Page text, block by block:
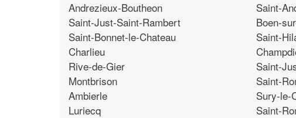
Andrezieux-Boutheon
Saint-Just-Saint-Rambert
Saint-Bonnet-le-Chateau
Charlieu
Rive-de-Gier
Montbrison
Ambierle
Luriecq
Saint-
Boen-
Saint-
Saint-
Saint-
Sury-le-
Saint-